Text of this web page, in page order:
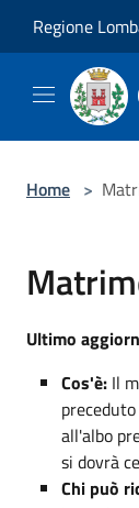
Regione
Home >
Ultimo
Cos'è: Il
all'albo
si dovrà
Chi può